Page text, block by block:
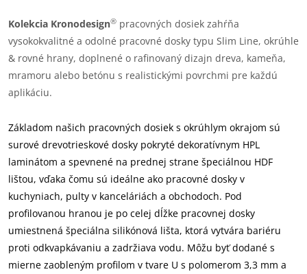
Kolekcia Kronodesign® pracovných dosiek zahŕňa
vysokokvalitné a odolné pracovné dosky typu Slim Line, okrúhle
& rovné hrany, doplnené o rafinovaný dizajn dreva, kameňa,
mramoru alebo betónu s realistickými povrchmi pre každú
aplikáciu.
Základom našich pracovných dosiek s okrúhlym okrajom sú
surové drevotrieskové dosky pokryté dekoratívnym HPL
laminátom a spevnené na prednej strane špeciálnou HDF
lištou, vďaka čomu sú ideálne ako pracovné dosky v
kuchyniach, pulty v kanceláriách a obchodoch. Pod
profilovanou hranou je po celej dĺžke pracovnej dosky
umiestnená špeciálna silikónová lišta, ktorá vytvára bariéru
proti odkvapkávaniu a zadržiava vodu. Môžu byť dodané s
mierne zaobleným profilom v tvare U s polomerom 3,3 mm a